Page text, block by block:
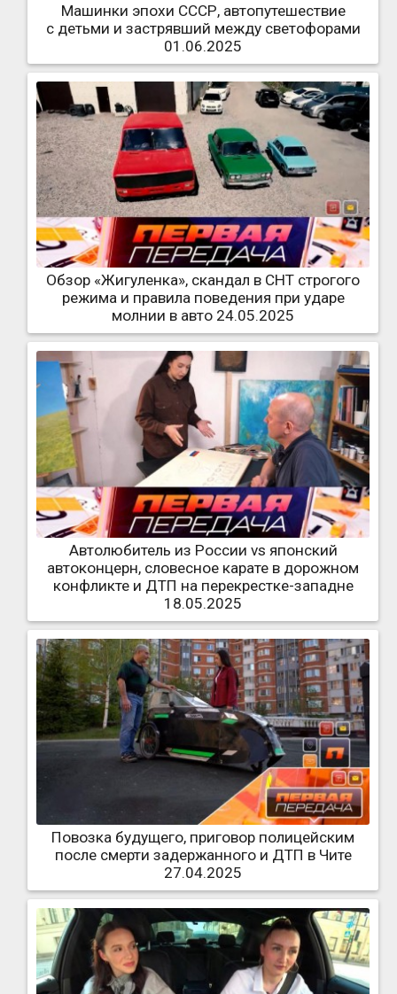
Машинки эпохи СССР, автопутешествие
с детьми и застрявший между светофорами
01.06.2025
Обзор «Жигуленка», скандал в СНТ строгого
режима и правила поведения при ударе
молнии в авто 24.05.2025
Автолюбитель из России vs японский
автоконцерн, словесное карате в дорожном
конфликте и ДТП на перекрестке-западне
18.05.2025
Повозка будущего, приговор полицейским
после смерти задержанного и ДТП в Чите
27.04.2025